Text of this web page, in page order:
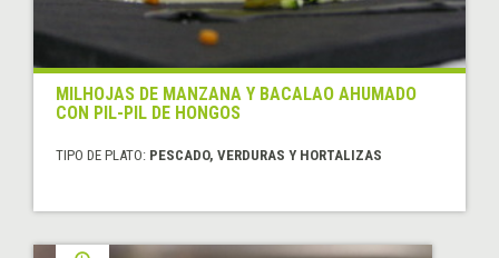
MILHOJAS DE MANZANA Y BACALAO AHUMADO
CON PIL-PIL DE HONGOS
TIPO DE PLATO: PESCADO, VERDURAS Y HORTALIZAS